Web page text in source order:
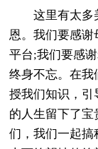
这里有太多
恩。我们要感
平台;我们要感
终身不忘。在
授我们知识，引
的人生留下了
们，我们一起